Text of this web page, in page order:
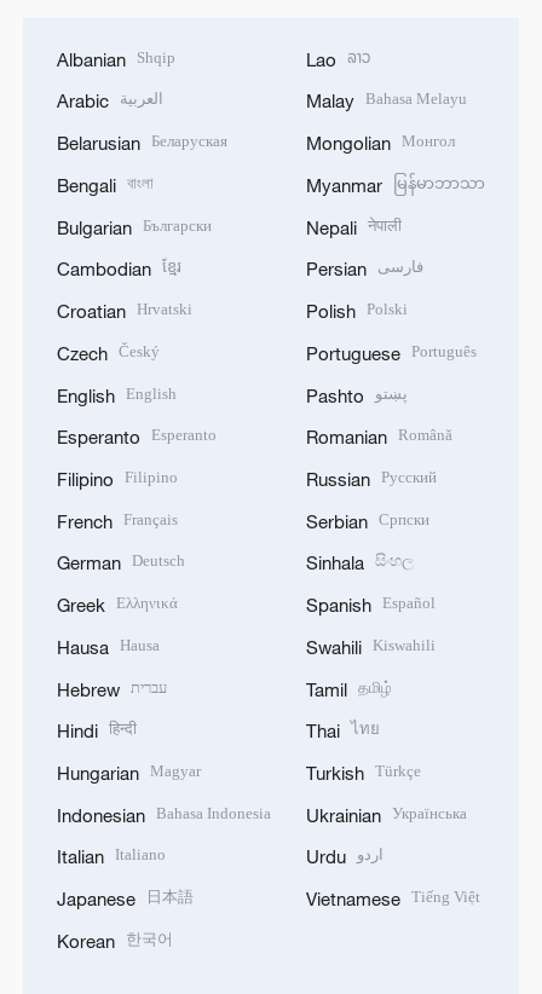
Albanian Shqip
Arabic العربية
Belarusian Беларуская
Bengali বাংলা
Bulgarian Български
Cambodian ខ្មែរ
Croatian Hrvatski
Czech Český
English English
Esperanto Esperanto
Filipino Filipino
French Français
German Deutsch
Greek Ελληνικά
Hausa Hausa
Hebrew עברית
Hindi हिन्दी
Hungarian Magyar
Indonesian Bahasa Indonesia
Italian Italiano
Japanese 日本語
Korean 한국어
Lao ລາວ
Malay Bahasa Melayu
Mongolian Монгол
Myanmar မြန်မာဘာသာ
Nepali नेपाली
Persian فارسی
Polish Polski
Portuguese Português
Pashto پښتو
Romanian Română
Russian Русский
Serbian Српски
Sinhala සිංහල
Spanish Español
Swahili Kiswahili
Tamil தமிழ்
Thai ไทย
Turkish Türkçe
Ukrainian Українська
Urdu اردو
Vietnamese Tiếng Việt